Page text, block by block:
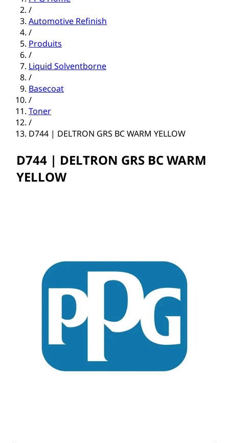
/
Automotive Refinish
/
Produits
/
Liquid Solventborne
/
Basecoat
/
Toner
/
D744 | DELTRON GRS BC WARM YELLOW
D744 | DELTRON GRS BC WARM
YELLOW